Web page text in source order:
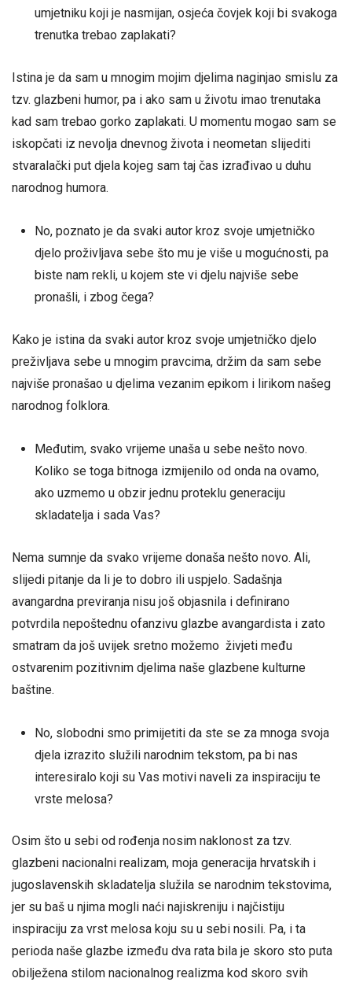
umjetniku koji je nasmijan, osjeća čovjek koji bi svakoga
trenutka trebao zaplakati?
Istina je da sam u mnogim mojim djelima naginjao smislu za
tzv. glazbeni humor, pa i ako sam u životu imao trenutaka
kad sam trebao gorko zaplakati. U momentu mogao sam se
iskopčati iz nevolja dnevnog života i neometan slijediti
stvaralački put djela kojeg sam taj čas izrađivao u duhu
narodnog humora.
No, poznato je da svaki autor kroz svoje umjetničko
djelo proživljava sebe što mu je više u mogućnosti, pa
biste nam rekli, u kojem ste vi djelu najviše sebe
pronašli, i zbog čega?
Kako je istina da svaki autor kroz svoje umjetničko djelo
preživljava sebe u mnogim pravcima, držim da sam sebe
najviše pronašao u djelima vezanim epikom i lirikom našeg
narodnog folklora.
Međutim, svako vrijeme unaša u sebe nešto novo.
Koliko se toga bitnoga izmijenilo od onda na ovamo,
ako uzmemo u obzir jednu proteklu generaciju
skladatelja i sada Vas?
Nema sumnje da svako vrijeme donaša nešto novo. Ali,
slijedi pitanje da li je to dobro ili uspjelo. Sadašnja
avangardna previranja nisu još objasnila i definirano
potvrdila nepoštednu ofanzivu glazbe avangardista i zato
smatram da još uvijek sretno možemo živjeti među
ostvarenim pozitivnim djelima naše glazbene kulturne
baštine.
No, slobodni smo primijetiti da ste se za mnoga svoja
djela izrazito služili narodnim tekstom, pa bi nas
interesiralo koji su Vas motivi naveli za inspiraciju te
vrste melosa?
Osim što u sebi od rođenja nosim naklonost za tzv.
glazbeni nacionalni realizam, moja generacija hrvatskih i
jugoslavenskih skladatelja služila se narodnim tekstovima,
jer su baš u njima mogli naći najiskreniju i najčistiju
inspiraciju za vrst melosa koju su u sebi nosili. Pa, i ta
perioda naše glazbe između dva rata bila je skoro sto puta
obilježena stilom nacionalnog realizma kod skoro svih